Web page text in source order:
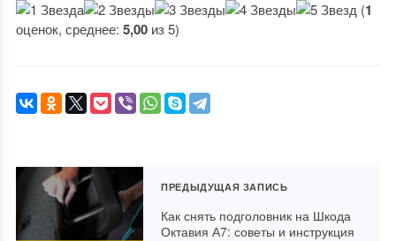
(1
оценок, среднее: 5,00из 5)
ПРЕДЫДУЩАЯ ЗАПИСЬ
Как снять подголовник на Шкода
Октавия А7: советы и инструкция